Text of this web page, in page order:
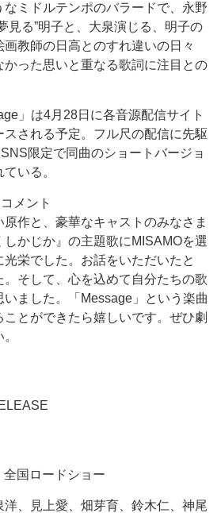
ミドルテンポのバラードで、永野
見る”明子と、大泉演じる、明子の
教師の日高とのすれ違いの日々
った思いと重なる歌詞に注目との
」は4月28日に各音源配信サイト
される予定。フル尺の配信に先駆
限定で同曲のショートバージョ
いる。
メント
作と、豪華なキャストのみなさま
かじか』の主題歌にMISAMOを選
栄でした。お話をいただいたと
。そして、心を込めて自分たちの歌
いました。「Message」という楽曲
とができたら嬉しいです。ぜひ劇
国ロードショー
、見上愛、畑芽育、鈴木仁、神尾